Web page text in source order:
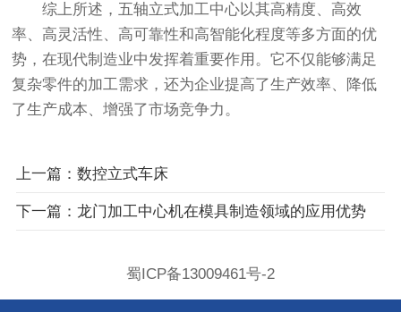
综上所述，五轴立式加工中心以其高精度、高效
率、高灵活性、高可靠性和高智能化程度等多方面的优
势，在现代制造业中发挥着重要作用。它不仅能够满足
复杂零件的加工需求，还为企业提高了生产效率、降低
了生产成本、增强了市场竞争力。
上一篇：数控立式车床
下一篇：龙门加工中心机在模具制造领域的应用优势
蜀ICP备13009461号-2